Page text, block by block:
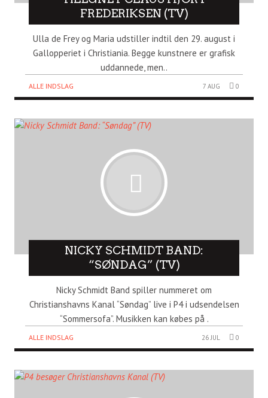
FREDERIKSEN (TV)
Ulla de Frey og Maria udstiller indtil den 29. august i
Gallopperiet i Christiania. Begge kunstnere er grafisk
uddannede, men..
ALLE INDSLAG 7 AUG 0
NICKY SCHMIDT BAND:
“SØNDAG” (TV)
Nicky Schmidt Band spiller nummeret om
Christianshavns Kanal “Søndag” live i P4 i udsendelsen
“Sommersofa”. Musikken kan købes på .
ALLE INDSLAG 26 JUL 0